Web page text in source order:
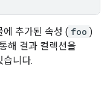
에 추가된 속성 ( foo )
해 결과 컬렉션을
습니다.